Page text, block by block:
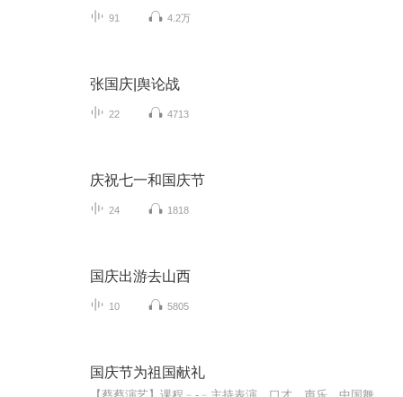
91 4.2万
张国庆|舆论战
22 4713
庆祝七一和国庆节
24 1818
国庆出游去山西
10 5805
国庆节为祖国献礼